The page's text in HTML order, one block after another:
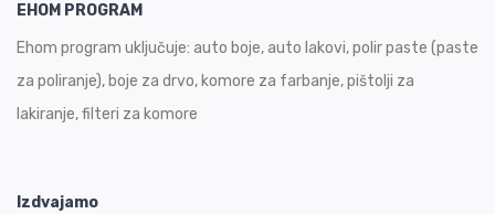
EHOM PROGRAM
Ehom program uključuje: auto boje, auto lakovi, polir paste (paste
za poliranje), boje za drvo, komore za farbanje, pištolji za
lakiranje, filteri za komore
Izdvajamo